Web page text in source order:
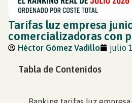
Tarifas luz empresa
comercializadoras con
Héctor Gómez Vadillo julio
Tabla de Contenidos